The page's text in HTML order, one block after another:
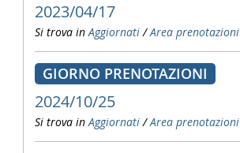
2023/04/17
Si trova in Aggiornati /Area prenotazioni
GIORNO PRENOTAZIONI
2024/10/25
Si trova in Aggiornati /Area prenotazioni